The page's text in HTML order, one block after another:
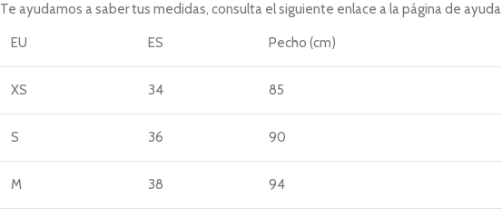
Te ayudamos a saber tus medidas, consulta el siguiente enlace a la página de ayuda
EU ES Pecho (cm)
XS 34 85
S 36 90
M 38 94